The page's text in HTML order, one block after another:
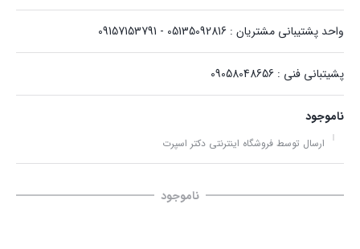
واحد پشتیبانی مشتریان : 05135092816 - 09157153791
پشیتبانی فنی : 09058048656
ناموجود
ارسال توسط فروشگاه اینترنتی دکتر اسپرت
ناموجود